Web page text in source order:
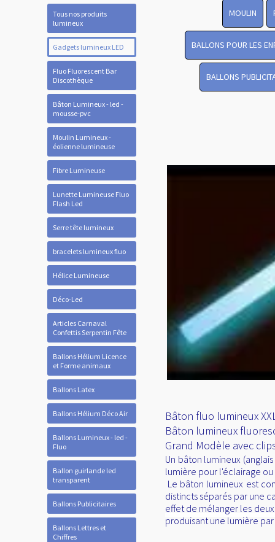
Tous nos produits
lumineux
Gadgets lumineux LED
Fluo Fluorescent Bar
Discothèque
Bâton Lumineux - led -
mousse-pvc
Moulin Lumineux -
éolienne lumineuse
Fibre Lumineuse
Lunette Lumineuse Fluo
Flash Led
Serre tête lumineux
bracelets lumineux fluo
Hélice Lumineuse
Déco-Led
Articles Carnaval
Confettis Serpentin Fête
Ballons Hélium Licence
et Forme animaux
Ballons Latex
Ballons Hélium Déco Air
Ballons Lumineux - led -
Fluo
Ballon guirlande led
transparent
Ballons Publicitaires
Ballons Lettres et
Chiffres
MOULIN
BALLONS POUR LES
BALLONS
Bâton fluo lumineux
Bâton lumineux
Grand Modèle avec
Un bâton lumineux
lumière pour l'éclairage ou
Le bâton lumineux est
distincts séparés par une
effet de mélanger les
produisant une lumière